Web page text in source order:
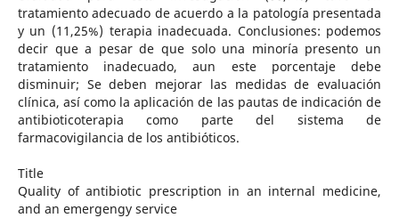
tratamiento adecuado de acuerdo a la patología presentada
y un (11,25%) terapia inadecuada. Conclusiones: podemos
decir que a pesar de que solo una minoría presento un
tratamiento inadecuado, aun este porcentaje debe
disminuir; Se deben mejorar las medidas de evaluación
clínica, así como la aplicación de las pautas de indicación de
antibioticoterapia como parte del sistema de
farmacovigilancia de los antibióticos.
Title
Quality of antibiotic prescription in an internal medicine,
and an emergengy service